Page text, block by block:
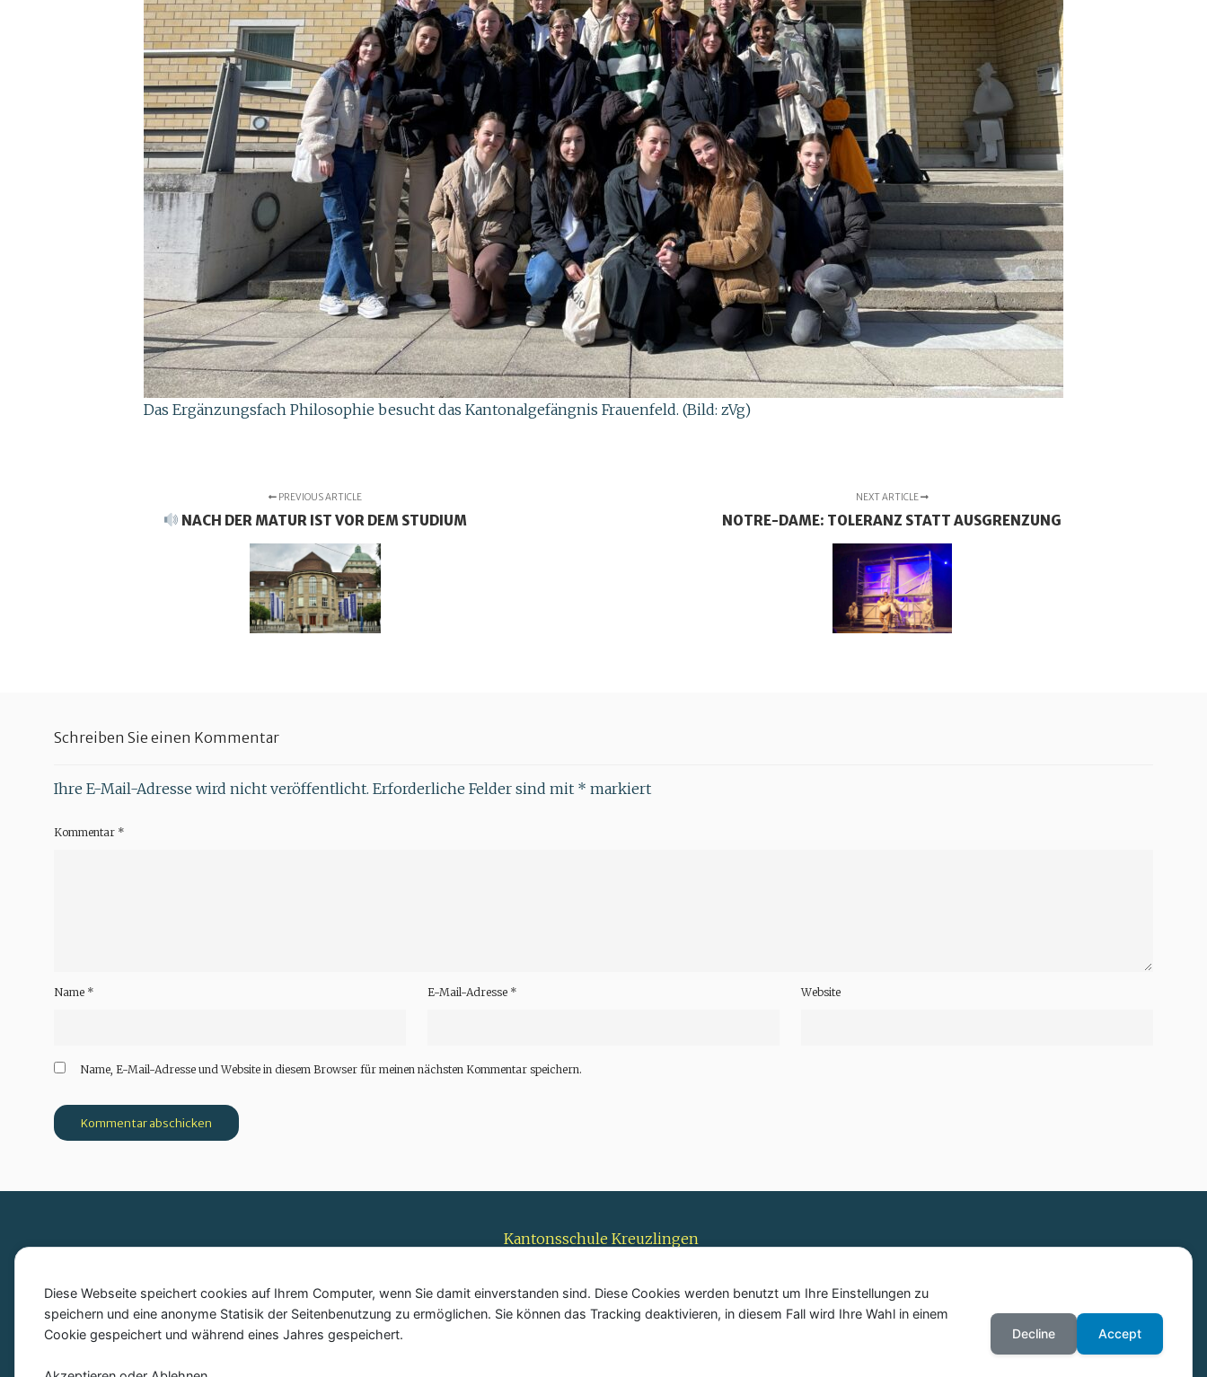
Das Ergänzungsfach Philosophie besucht das Kantonalgefängnis Frauenfeld. (Bild: zVg)
PREVIOUS ARTICLE
NACH DER MATUR IST VOR DEM STUDIUM
NEXT ARTICLE
NOTRE-DAME: TOLERANZ STATT AUSGRENZUNG
Schreiben Sie einen Kommentar
Ihre E-Mail-Adresse wird nicht veröffentlicht. Erforderliche Felder sind mit * markiert
Kommentar *
Name * E-Mail-Adresse * Website
Name, E-Mail-Adresse und Website in diesem Browser für meinen nächsten Kommentar speichern.
Kantonsschule Kreuzlingen
8280 Kreuzlingen
Diese Webseite speichert cookies auf Ihrem Computer, wenn Sie damit einverstanden sind. Diese Cookies werden benutzt um Ihre Einstellungen zu
speichern und eine anonyme Statisik der Seitenbenutzung zu ermöglichen. Sie können das Tracking deaktivieren, in diesem Fall wird Ihre Wahl in einem
Cookie gespeichert und während eines Jahres gespeichert.
Decline Accept